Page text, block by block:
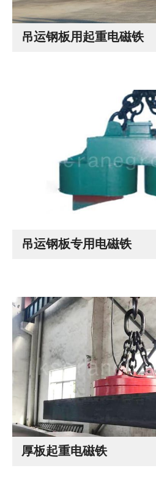
吊运钢板用起重电磁铁
吊运钢板专用电磁铁
厚板起重电磁铁